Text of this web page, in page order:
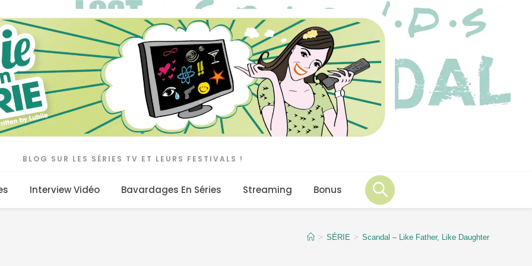
BLOG SUR LES SÉRIES TV ET LEURS FESTIVALS !
Interview Vidéo Bavardages En Séries Streaming Bonus
> SÉRIE > Scandal – Like Father, Like Daughter